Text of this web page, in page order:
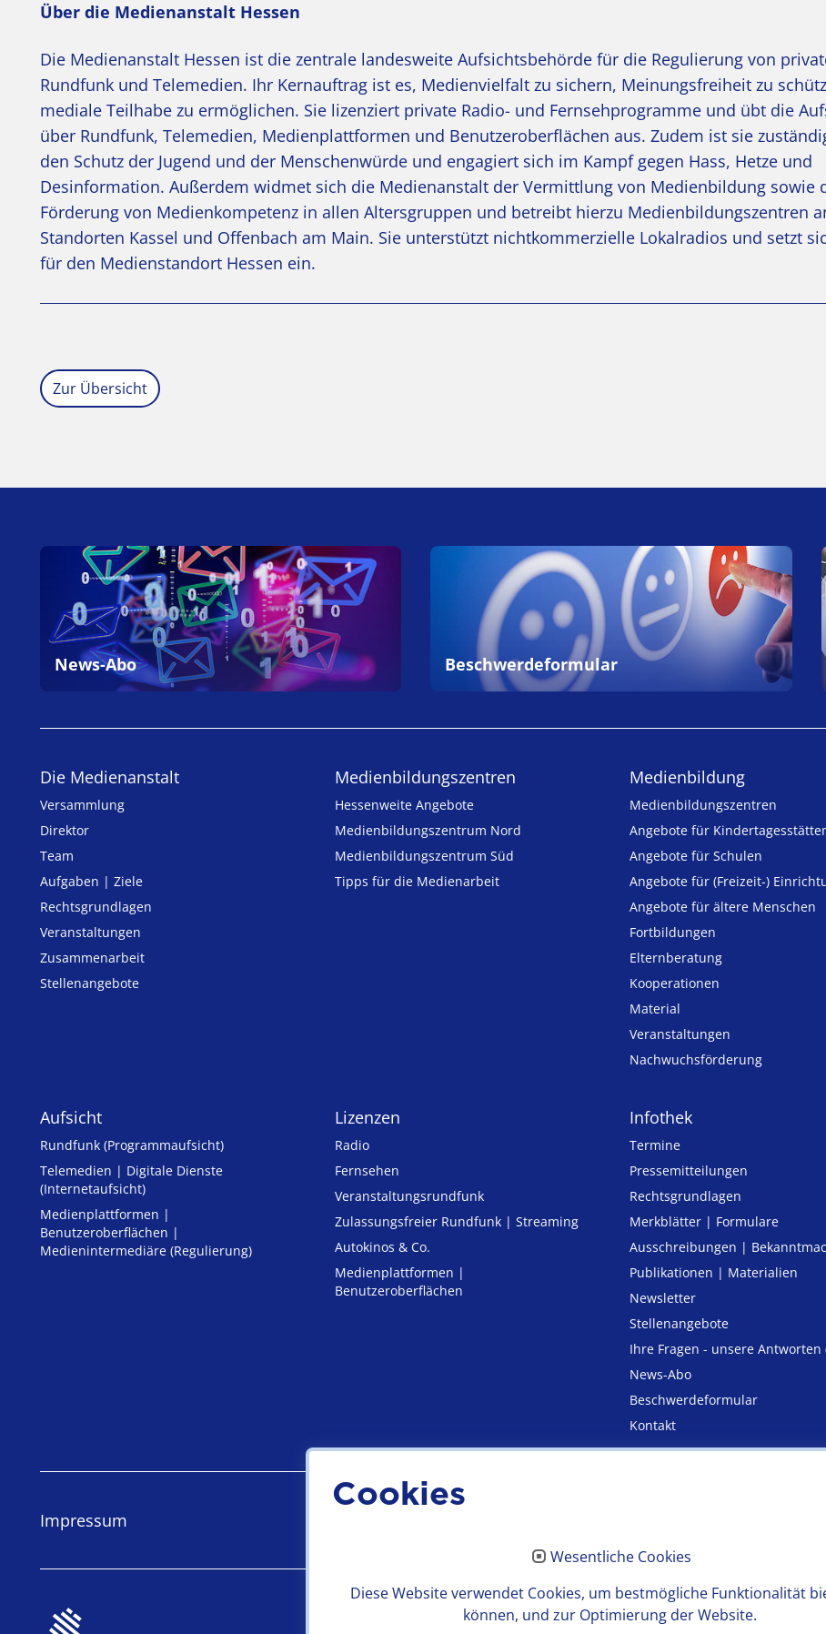
Über die Medienanstalt Hessen
Die Medienanstalt Hessen ist die zentrale landesweite Aufsichtsbehörde für die Regulierung von
Rundfunk und Telemedien. Ihr Kernauftrag ist es, Medienvielfalt zu sichern, Meinungsfreiheit zu
mediale Teilhabe zu ermöglichen. Sie lizenziert private Radio- und Fernsehprogramme und übt die
über Rundfunk, Telemedien, Medienplattformen und Benutzeroberflächen aus. Zudem ist sie
den Schutz der Jugend und der Menschenwürde und engagiert sich im Kampf gegen Hass, Hetze und
Desinformation. Außerdem widmet sich die Medienanstalt der Vermittlung von Medienbildung sowie
Förderung von Medienkompetenz in allen Altersgruppen und betreibt hierzu Medienbildungszentren
Standorten Kassel und Offenbach am Main. Sie unterstützt nichtkommerzielle Lokalradios und setzt
für den Medienstandort Hessen ein.
Zur Übersicht
News-Abo Beschwerdeformular
Die Medienanstalt
Versammlung
Direktor
Team
Aufgaben | Ziele
Rechtsgrundlagen
Veranstaltungen
Zusammenarbeit
Stellenangebote
Medien­bildungs­zentren
Hessenweite Angebote
Medienbildungszentrum Nord
Medienbildungszentrum Süd
Tipps für die Medienarbeit
Medienbildung
Medien­bildungs­zentren
Angebote für
Angebote für Schulen
Angebote für (Freizeit-)
Angebote für ältere Menschen
Fortbildungen
Elternberatung
Kooperationen
Material
Veranstaltungen
Nachwuchsförderung
Aufsicht
Rundfunk (Programmaufsicht)
Telemedien | Digitale Dienste
(Internetaufsicht)
Medienplattformen |
Benutzeroberflächen |
Medienintermediäre (Regulierung)
Lizenzen
Radio
Fernsehen
Veranstaltungsrundfunk
Zulassungs­freier Rund­funk | Streaming
Autokinos & Co.
Medienplattformen |
Benutzeroberflächen
Infothek
Termine
Pressemitteilungen
Rechtsgrundlagen
Merkblätter | Formulare
Ausschreibungen |
Publikationen | Materialien
Newsletter
Stellenangebote
Ihre Fragen - unsere Antworten
News-Abo
Beschwerdeformular
Kontakt
Impressum
Cookies
Wesentliche Cookies
Diese Website verwendet Cookies, um bestmögliche Funktionalität
können, und zur Optimierung der Website.